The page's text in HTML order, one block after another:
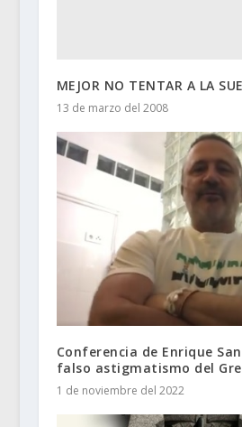
MEJOR NO TENTAR A LA
13 de marzo del 2008
Conferencia de Enrique
falso astigmatismo del
1 de noviembre del 2022